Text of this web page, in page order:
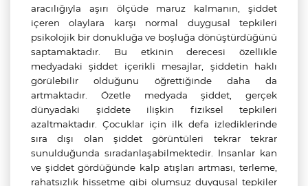
aracılığıyla aşırı ölçüde maruz kalmanın, şiddet
içeren olaylara karşı normal duygusal tepkileri
psikolojik bir donukluğa ve boşluğa dönüştürdüğünü
saptamaktadır. Bu etkinin derecesi özellikle
medyadaki şiddet içerikli mesajlar, şiddetin haklı
görülebilir olduğunu öğrettiğinde daha da
artmaktadır. Özetle medyada şiddet, gerçek
dünyadaki şiddete ilişkin fiziksel tepkileri
azaltmaktadır. Çocuklar için ilk defa izlediklerinde
sıra dışı olan şiddet görüntüleri tekrar tekrar
sunulduğunda sıradanlaşabilmektedir. İnsanlar kan
ve şiddet gördüğünde kalp atışları artması, terleme,
rahatsızlık hissetme gibi olumsuz duygusal tepkiler